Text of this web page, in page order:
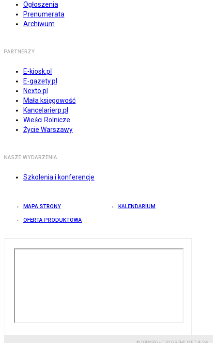
Ogłoszenia
Prenumerata
Archiwum
PARTNERZY
E-kiosk.pl
E-gazety.pl
Nexto.pl
Mała księgowość
Kancelarierp.pl
Wieści Rolnicze
Życie Warszawy
NASZE WYDARZENIA
Szkolenia i konferencje
MAPA STRONY KALENDARIUM
OFERTA PRODUKTOWA